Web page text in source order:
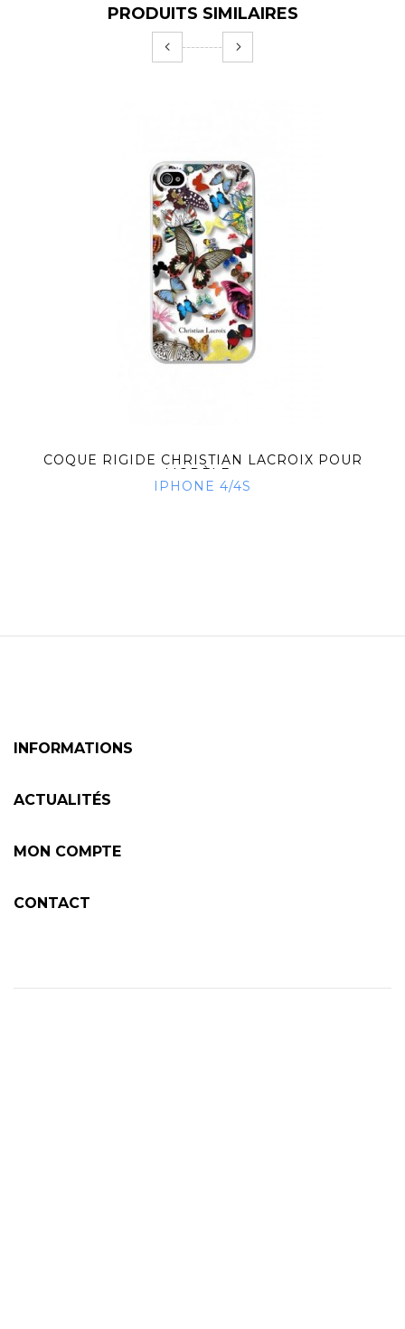
PRODUITS SIMILAIRES
COQUE RIGIDE CHRISTIAN LACROIX POUR
MODÈLE...
IPHONE 4/4S
INFORMATIONS
ACTUALITÉS
MON COMPTE
CONTACT